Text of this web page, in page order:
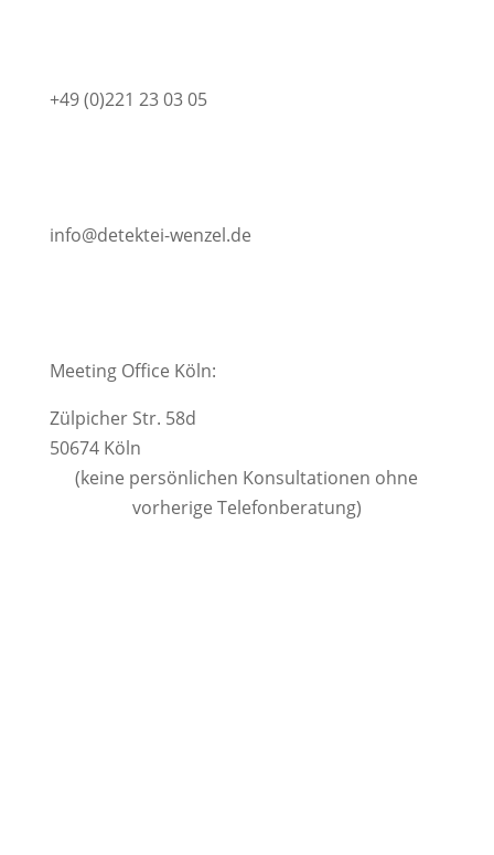
+49 (0)221 23 03 05
info@detektei-wenzel.de
Meeting Office Köln:
Zülpicher Str. 58d
50674 Köln
(keine persönlichen Konsultationen ohne
vorherige Telefonberatung)